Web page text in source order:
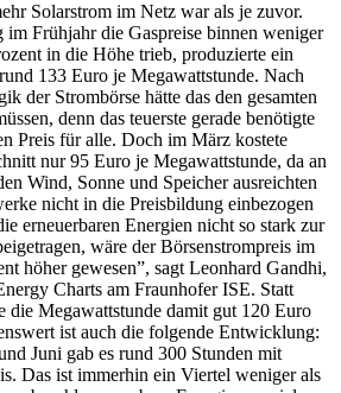
Solarstrom im Netz war als je zuvor.
Frühjahr die Gaspreise binnen weniger
in die Höhe trieb, produzierte ein
133 Euro je Megawattstunde. Nach
der Strombörse hätte das den gesamten
denn das teuerste gerade benötigte
Preis für alle. Doch im März kostete
nur 95 Euro je Megawattstunde, da an
Wind, Sonne und Speicher ausreichten
nicht in die Preisbildung einbezogen
erneuerbaren Energien nicht so stark zur
wäre der Börsenstrompreis im
höher gewesen”, sagt Leonhard Gandhi,
Charts am Fraunhofer ISE. Statt
die Megawattstunde damit gut 120 Euro
ist auch die folgende Entwicklung:
Juni gab es rund 300 Stunden mit
Das ist immerhin ein Viertel weniger als